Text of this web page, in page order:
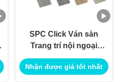
SPC Click Ván sàn
Trang trí nội ngoại
thất Sử dụng cho
Ứng dụng Xây dựng
Nhận được giá tốt nhất